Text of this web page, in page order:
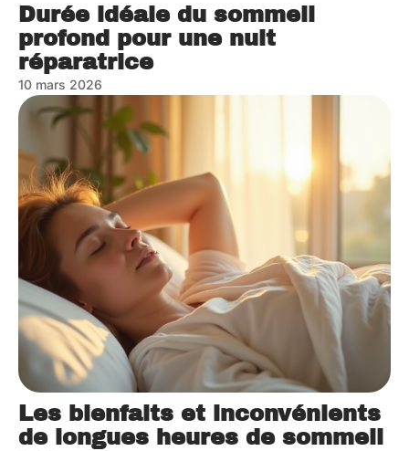
Durée idéale du sommeil
profond pour une nuit
réparatrice
10 mars 2026
Les bienfaits et inconvénients
de longues heures de sommeil